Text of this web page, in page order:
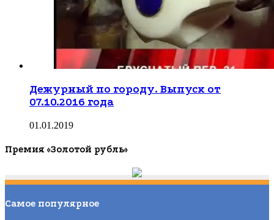
Дежурный по городу. Выпуск от
07.10.2016 года
01.01.2019
Премия «Золотой рубль»
Самое популярное